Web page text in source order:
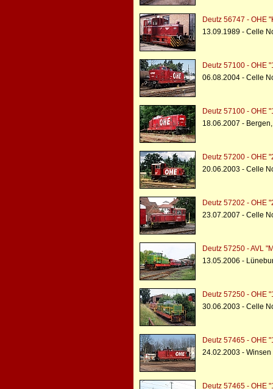
Deutz 56747 - OHE
13.09.1989 - Celle
Deutz 57100 - OHE
06.08.2004 - Celle
Deutz 57100 - OHE
18.06.2007 -
Deutz 57200 - OHE
20.06.2003 - Celle
Deutz 57202 - OHE
23.07.2007 - Celle
Deutz 57250 - AVL
13.05.2006 -
Deutz 57250 - OHE
30.06.2003 - Celle
Deutz 57465 - OHE
24.02.2003 - Winsen
Deutz 57465 - OHE